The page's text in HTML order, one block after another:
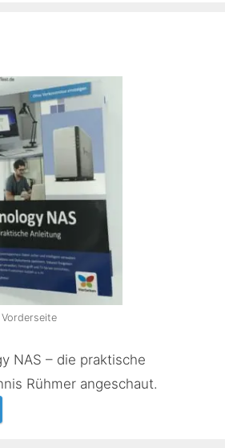
NAS – die praktische
Rühmer angeschaut.